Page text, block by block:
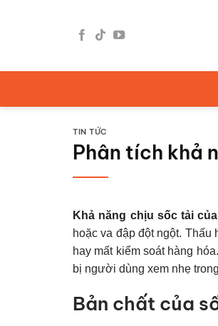
TIN TỨC
Phân tích khả
Khả năng chịu sốc tải
hoặc va đập đột ngột.
hay mất kiểm soát hàng
bị người dùng xem nhẹ
Bản chất của